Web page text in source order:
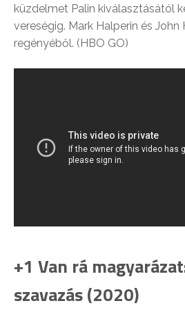
küzdelmet Palin kiválasztásától
vereségig. Mark Halperin és John
regényéből. (HBO GO)
+1 Van rá
szavazás (2020)